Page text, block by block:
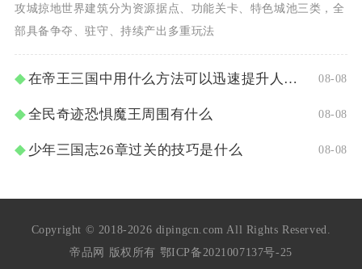
攻城掠地世界建筑分为资源据点、功能关卡、特色城池三类，全
部具备争夺、驻守、持续产出多重玩法
在帝王三国中用什么方法可以迅速提升人物等级 08-08
全民奇迹恐惧魔王周围有什么 08-08
少年三国志26章过关的技巧是什么 08-08
Copyright © 2018-2026 dipingcn.com All Rights Reserved.
帝品网 版权所有 鄂ICP备2021007137号-25